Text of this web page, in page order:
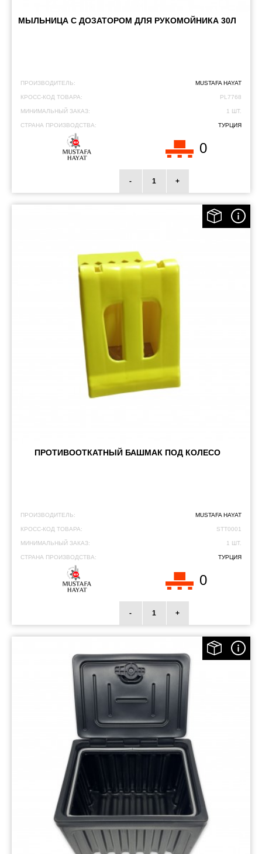
МЫЛЬНИЦА С ДОЗАТОРОМ ДЛЯ РУКОМОЙНИКА 30Л
ПРОИЗВОДИТЕЛЬ: MUSTAFA HAYAT
КРОСС-КОД ТОВАРА: PL7768
МИНИМАЛЬНЫЙ ЗАКАЗ: 1 ШТ.
СТРАНА ПРОИЗВОДСТВА: ТУРЦИЯ
0
- +
ПРОТИВООТКАТНЫЙ БАШМАК ПОД КОЛЕСО
ПРОИЗВОДИТЕЛЬ: MUSTAFA HAYAT
КРОСС-КОД ТОВАРА: STT0001
МИНИМАЛЬНЫЙ ЗАКАЗ: 1 ШТ.
СТРАНА ПРОИЗВОДСТВА: ТУРЦИЯ
0
- +